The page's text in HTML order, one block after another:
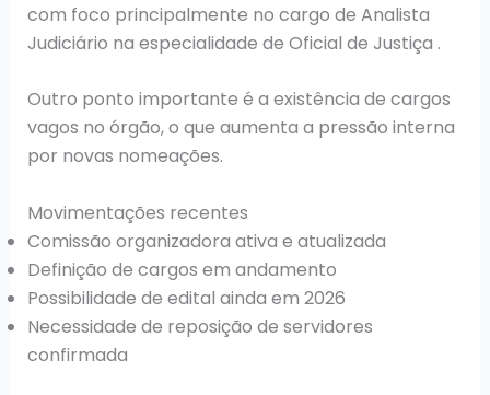
com foco principalmente no cargo de Analista
Judiciário na especialidade de Oficial de Justiça .
Outro ponto importante é a existência de cargos
vagos no órgão, o que aumenta a pressão interna
por novas nomeações.
Movimentações recentes
Comissão organizadora ativa e atualizada
Definição de cargos em andamento
Possibilidade de edital ainda em 2026
Necessidade de reposição de servidores
confirmada